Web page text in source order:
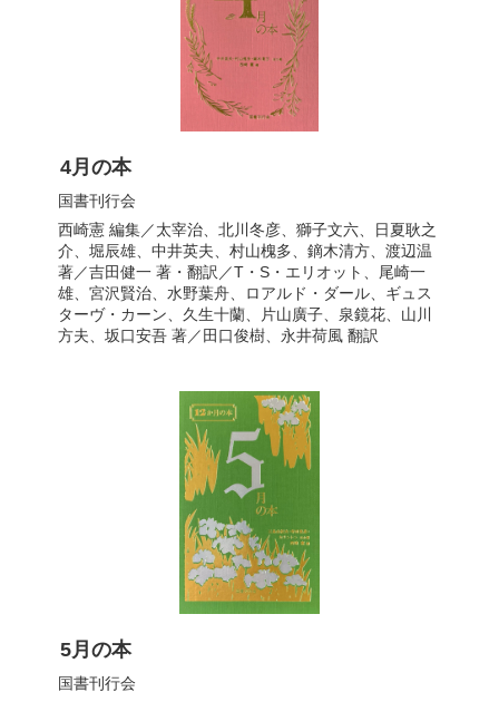
4月の本
国書刊行会
西崎憲編集／太宰治、 北川冬彦、 獅子文六、
日夏耿之
介
堀辰雄、 中井英夫 村山槐多 鏑木清方、 渡辺温
著／吉田健一著・翻訳／T・S・エリオット
尾崎一
雄、 宮沢賢治、 水野葉舟、 ロアルド・ダール、 ギュス
ターヴ・カーン
久生十蘭、 片山廣子、 泉鏡花、 山川
方夫
坂口安吾著／ 田口俊樹、 永井荷風翻訳
5月の本
国書刊行会